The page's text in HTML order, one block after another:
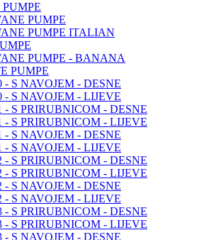
PUMPE
PUMPE ITALIAN
PUMPE - BANANA
PUMPE
- S NAVOJEM - DESNE
- S NAVOJEM - LIJEVE
- S PRIRUBNICOM - DESNE
- S PRIRUBNICOM - LIJEVE
- S NAVOJEM - DESNE
- S NAVOJEM - LIJEVE
- S PRIRUBNICOM - DESNE
- S PRIRUBNICOM - LIJEVE
- S NAVOJEM - DESNE
- S NAVOJEM - LIJEVE
- S PRIRUBNICOM - DESNE
- S PRIRUBNICOM - LIJEVE
- S NAVOJEM - DESNE